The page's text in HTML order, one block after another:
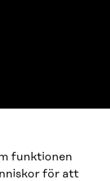
funktionen
för att